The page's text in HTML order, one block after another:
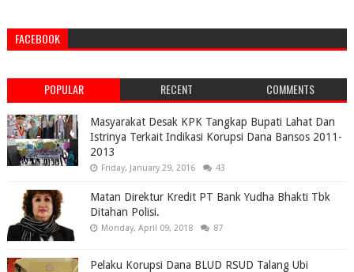
FACEBOOK
POPULAR RECENT COMMENTS
Masyarakat Desak KPK Tangkap Bupati Lahat Dan
Istrinya Terkait Indikasi Korupsi Dana Bansos 2011-
2013
Friday, January 29, 2016 43
Matan Direktur Kredit PT Bank Yudha Bhakti Tbk
Ditahan Polisi.
Monday, April 09, 2018 87
Pelaku Korupsi Dana BLUD RSUD Talang Ubi